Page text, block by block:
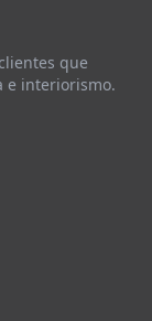
que
e interiorismo.